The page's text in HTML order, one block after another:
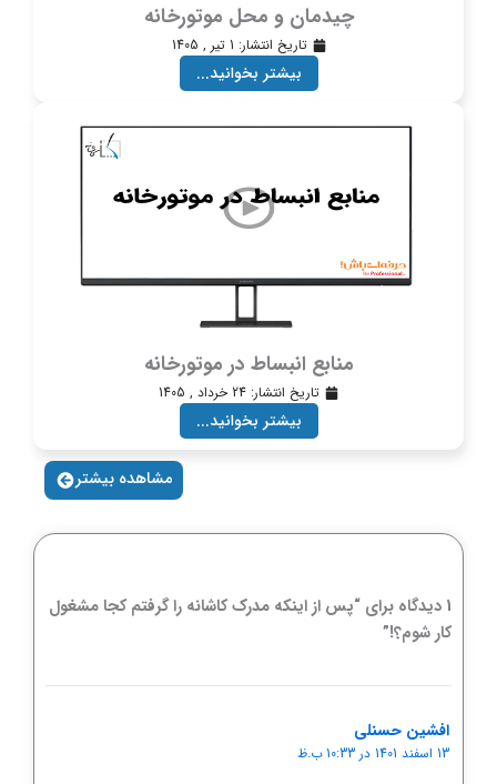
چیدمان و محل موتورخانه
تاریخ انتشار: 1 تیر , 1405
بیشتر بخوانید...
منابع انبساط در موتورخانه
تاریخ انتشار: 24 خرداد , 1405
بیشتر بخوانید...
مشاهده بیشتر
1 دیدگاه برای “پس از اینکه مدرک کاشانه را گرفتم کجا مشغول
کار شوم؟!”
افشین حسنلی
13 اسفند 1401 در 10:33 ب.ظ